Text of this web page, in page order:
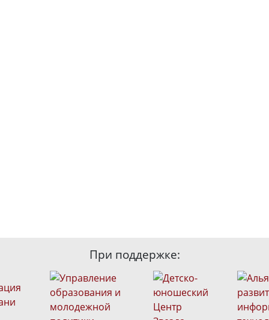
При поддержке: